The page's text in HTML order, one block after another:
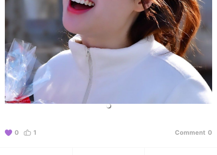
0 1 Comment 0